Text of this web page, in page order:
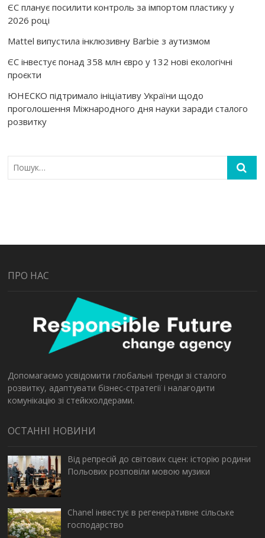
ЄС планує посилити контроль за імпортом пластику у
2026 році
Mattel випустила інклюзивну Barbie з аутизмом
ЄС інвестує понад 358 млн євро у 132 нові екологічні
проєкти
ЮНЕСКО підтримало ініціативу України щодо
проголошення Міжнародного дня науки заради сталого
розвитку
ПРО НАС
Допомагаємо усвідомити глобальні тренди зі сталого
розвитку, адаптувати бізнес-стратегії і налагодити
комунікацію зі стейкхолдерами.
ОСТАННІ НОВИНИ
Від репресій до світових сцен: історію родини
Польових розповіли мовою музики
Chanel інвестує в регенеративне сільське
господарство